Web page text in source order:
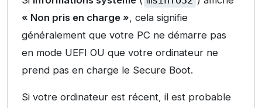
« Non pris en charge », cela signifie
généralement que votre PC ne démarre pas
en mode UEFI OU que votre ordinateur ne
prend pas en charge le Secure Boot.
Si votre ordinateur est récent, il est probable